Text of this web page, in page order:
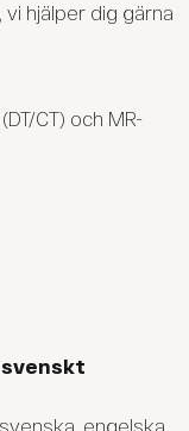
hjälper dig gärna
CT) och MR-
engelska,